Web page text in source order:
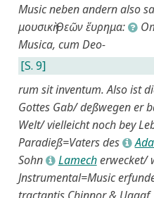
Music neben andern also
μουσικὴ Θεῶν ἕυρημα: J
Musica, cum Deo-
[S. 9]
rum sit inventum.Also ist
Gottes Gab/ deßwegen er
Welt/ vielleicht noch bey
Paradieß=Vaters des L
Sohn L Lamecherwecket/
Jnstrumental=Music